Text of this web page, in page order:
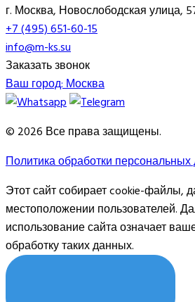
г. Москва, Новослободская улица,
+7 (495) 651-60-15
info@m-ks.su
Заказать звонок
Ваш город:Москва
© 2026 Все права защищены.
Политика обработки
Этот сайт собирает cookie-файлы,
местоположении пользователей.
использование сайта означает
обработку таких данных.